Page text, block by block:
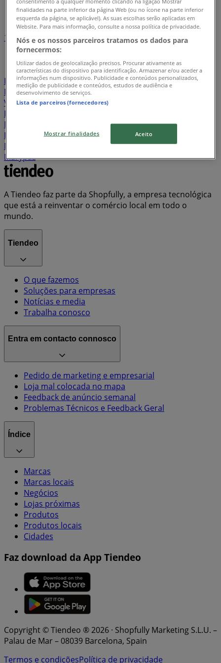
Índice de lojas em Câmara de Lobos
1 345
19
Lidl
Pingo Doce Continente CTT
Aldi
Intermarché
Worten Bricomarché Recheio
MEO
Millennium Bcp
Minipreço
Vodafone
Espaço Casa
Miranda Supermercados
Banco BPI
Maxmat
Radio Popular
Belita Supermercados
Pandora
STIHL ZARA GALP Agriloja
Note!
JOM Staples MO
Coviran
Marypaz
A Tiendeo faz parte da Shopfully, a empresa tecnológica
que está a reinventar o comércio local em todo o
mundo.
Tiendeo
O que fazemos
Soluções para empresas
Notícias e media
Trabalha conosco
Entra em contacto connosco
Pedido de marketing e empresarial
Loja mal colocada no mapa
Feedback de anúncio semanal
Problemas Técnicos e Feedback Geral
Índice
Marcas
Marcas locais
Negócios
Lojas próximas
Produtos
Produtos locais
Cidades
Faz download da App Tiendeo
Copyright © Tiendeo ® 2026 · Shopfully Marketing S.L.U. –
Palau de Mar – 08039 Barcelona, Spain
Termos e condiçõesPolítica de privacidade
finalidades na parte inferior da página Web (ou no ícone na parte inferior
esquerda da página, se aplicável). As suas escolhas serão aplicadas em
Website. Para mais informação, consulte a nossa política de privacidade.
Nós e os nossos parceiros tratamos os dados para
fornecermos:
Utilizar dados de geolocalização precisos. Procurar ativamente as
características do dispositivo para identificação. Armazenar e/ou aceder a
informações num dispositivo. Publicidade e conteúdos personalizados,
medição de publicidade e conteúdos, estudos de audiência e
desenvolvimento de serviços.
Lista de parceiros (fornecedores)
Mostrar finalidades Aceito